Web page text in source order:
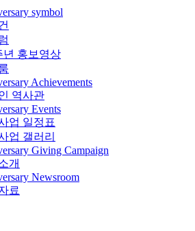
symbol
년 홍보영상
Achievements
역사관
Events
업 일정표
업 갤러리
Giving Campaign
개
Newsroom
료